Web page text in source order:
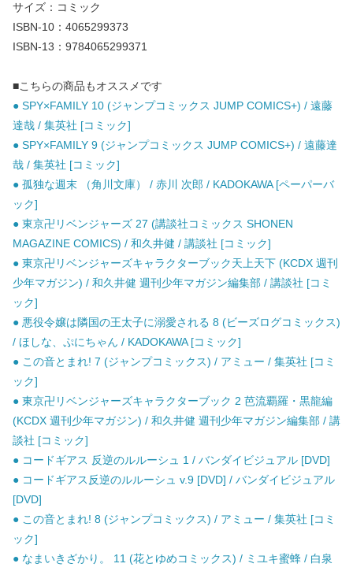
サイズ：コミック
ISBN-10：4065299373
ISBN-13：9784065299371
■こちらの商品もオススメです
● SPY×FAMILY 10 (ジャンプコミックス JUMP COMICS+) / 遠藤
達哉 / 集英社 [コミック]
● SPY×FAMILY 9 (ジャンプコミックス JUMP COMICS+) / 遠藤達
哉 / 集英社 [コミック]
● 孤独な週末 （角川文庫） / 赤川 次郎 / KADOKAWA [ペーパーバ
ック]
● 東京卍リベンジャーズ 27 (講談社コミックス SHONEN
MAGAZINE COMICS) / 和久井健 / 講談社 [コミック]
● 東京卍リベンジャーズキャラクターブック天上天下 (KCDX 週刊
少年マガジン) / 和久井健 週刊少年マガジン編集部 / 講談社 [コミ
ック]
● 悪役令嬢は隣国の王太子に溺愛される 8 (ビーズログコミックス)
/ ほしな、ぷにちゃん / KADOKAWA [コミック]
● この音とまれ! 7 (ジャンプコミックス) / アミュー / 集英社 [コミ
ック]
● 東京卍リベンジャーズキャラクターブック 2 芭流覇羅・黒龍編
(KCDX 週刊少年マガジン) / 和久井健 週刊少年マガジン編集部 / 講
談社 [コミック]
● コードギアス 反逆のルルーシュ 1 / バンダイビジュアル [DVD]
● コードギアス反逆のルルーシュ v.9 [DVD] / バンダイビジュアル
[DVD]
● この音とまれ! 8 (ジャンプコミックス) / アミュー / 集英社 [コミ
ック]
● なまいきざかり。 11 (花とゆめコミックス) / ミユキ蜜蜂 / 白泉